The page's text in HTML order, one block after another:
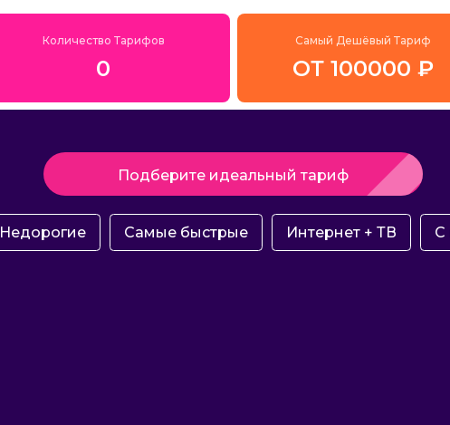
Количество Тарифов
0
Самый Дешёвый Тариф
ОТ 100000 ₽
Подберите идеальный тариф
Недорогие Самые быстрые Интернет + ТВ С